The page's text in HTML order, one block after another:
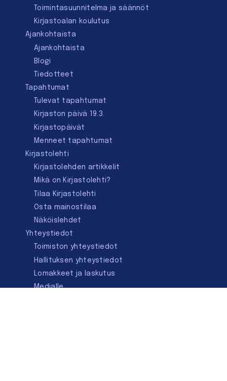
Toimintasuunnitelma ja säännöt
Kirjastoalan koulutus
Ajankohtaista
Ajankohtaista
Blogi
Tiedotteet
Tapahtumat
Tulevat tapahtumat
Kirjaston päivä 19.3.
Kirjastopäivät
Menneet tapahtumat
Kirjastolehti
Kirjastolehden artikkelit
Mikä on Kirjastolehti?
Tilaa Kirjastolehti
Osta mainostilaa
Näköislehdet
Yhteystiedot
Toimiston yhteystiedot
Hallituksen yhteystiedot
Lomakkeet ja laskutus
Medialle